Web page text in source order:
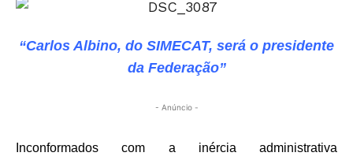
“Carlos Albino, do SIMECAT, será o presidente
da Federação”
- Anúncio -
Inconformados com a inércia administrativa